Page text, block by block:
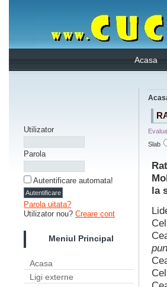
Acasa
Utilizator
Parola
Autentificare automata!
Parola uitata?
Utilizator nou? Creare cont
Meniul Principal
Acasa
Ligi externe
Slab
la